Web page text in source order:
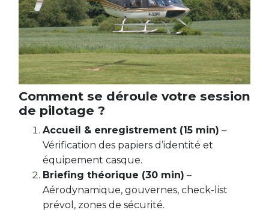
Comment se déroule votre session
de pilotage ?
Accueil & enregistrement (15 min) –
Vérification des papiers d’identité et
équipement casque.
Briefing théorique (30 min) –
Aérodynamique, gouvernes, check-list
prévol, zones de sécurité.